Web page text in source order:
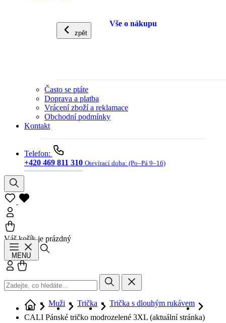
zpět
Vše o nákupu
Často se ptáte
Doprava a platba
Vrácení zboží a reklamace
Obchodní podmínky
Kontakt
Telefon:
+420 469 811 310 Otevírací doba: (Po–Pá 9–16)
Váš košík je prázdný
MENU
Přihlásit se
Muži Trička
Trička s dlouhým rukávem
CALI Pánské tričko modrozelené 3XL (aktuální stránka)